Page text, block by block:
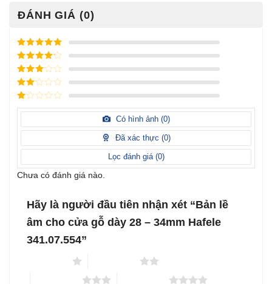
ĐÁNH GIÁ (0)
Được xếp
hạng
5
sao
Được xếp
hạng
sao
Được
xếp
hạng3
5 sao
Được
hạng
sao
Được
1
sao
Có hình ảnh (0)
Đã xác thực (0)
Lọc đánh giá (0)
Chưa có đánh giá nào.
Hãy là người đầu tiên nhận xét “Bản lề
âm cho cửa gỗ dày 28 – 34mm Hafele
341.07.554”